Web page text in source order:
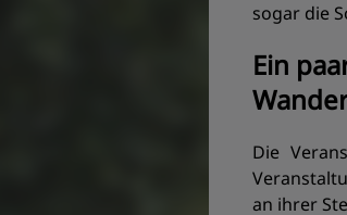
sogar die
Ein
Die
an ihrer